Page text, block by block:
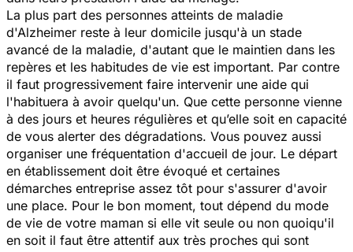
La plus part des personnes atteints de maladie
d'Alzheimer reste à leur domicile jusqu'à un stade
avancé de la maladie, d'autant que le maintien dans les
repères et les habitudes de vie est important. Par contre
il faut progressivement faire intervenir une aide qui
l'habituera à avoir quelqu'un. Que cette personne vienne
à des jours et heures régulières et qu’elle soit en capacité
de vous alerter des dégradations. Vous pouvez aussi
organiser une fréquentation d'accueil de jour. Le départ
en établissement doit être évoqué et certaines
démarches entreprise assez tôt pour s'assurer d'avoir
une place. Pour le bon moment, tout dépend du mode
de vie de votre maman si elle vit seule ou non quoiqu'il
en soit il faut être attentif aux très proches qui sont